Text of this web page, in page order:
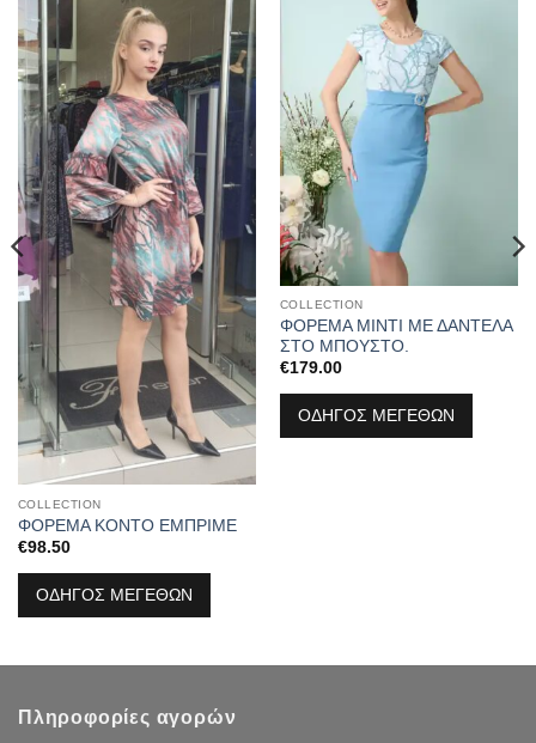
αγαπημένα
COLLECTION
ΦΟΡΕΜΑ ΚΟΝΤΟ ΕΜΠΡΙΜΕ
€98.50
ΟΔΗΓΟΣ ΜΕΓΕΘΩΝ
COLLECTION
ΦΟΡΕΜΑ ΜΙΝΤΙ ΜΕ ΔΑΝΤΕΛΑ
ΣΤΟ ΜΠΟΥΣΤΟ.
€179.00
ΟΔΗΓΟΣ ΜΕΓΕΘΩΝ
Πληροφορίες αγορών